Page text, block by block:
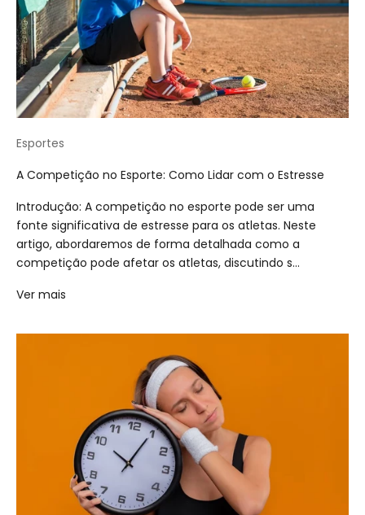
Esportes
A Competição no Esporte: Como Lidar com o Estresse
Introdução: A competição no esporte pode ser uma
fonte significativa de estresse para os atletas. Neste
artigo, abordaremos de forma detalhada como a
competição pode afetar os atletas, discutindo s...
Ver mais